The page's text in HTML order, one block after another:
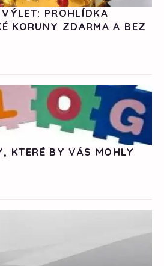
PROHLÍDKA
KORUNY ZDARMA A BEZ
KTERÉ BY VÁS MOHLY